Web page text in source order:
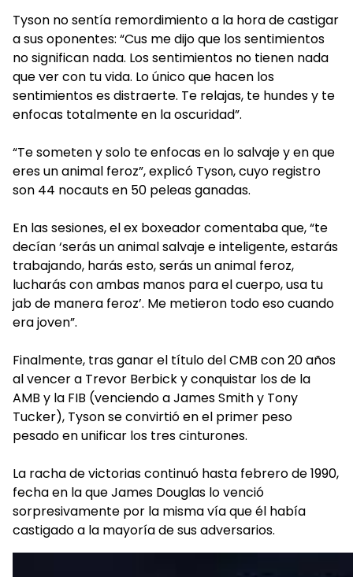
Tyson no sentía remordimiento a la hora de castigar
a sus oponentes: “Cus me dijo que los sentimientos
no significan nada. Los sentimientos no tienen nada
que ver con tu vida. Lo único que hacen los
sentimientos es distraerte. Te relajas, te hundes y te
enfocas totalmente en la oscuridad”.
“Te someten y solo te enfocas en lo salvaje y en que
eres un animal feroz”, explicó Tyson, cuyo registro
son 44 nocauts en 50 peleas ganadas.
En las sesiones, el ex boxeador comentaba que, “te
decían ‘serás un animal salvaje e inteligente, estarás
trabajando, harás esto, serás un animal feroz,
lucharás con ambas manos para el cuerpo, usa tu
jab de manera feroz’. Me metieron todo eso cuando
era joven”.
Finalmente, tras ganar el título del CMB con 20 años
al vencer a Trevor Berbick y conquistar los de la
AMB y la FIB (venciendo a James Smith y Tony
Tucker), Tyson se convirtió en el primer peso
pesado en unificar los tres cinturones.
La racha de victorias continuó hasta febrero de 1990,
fecha en la que James Douglas lo venció
sorpresivamente por la misma vía que él había
castigado a la mayoría de sus adversarios.